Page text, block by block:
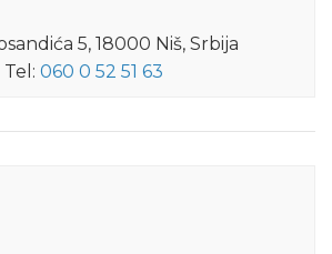
5, 18000 Niš, Srbija
Tel: 060 0 52 51 63